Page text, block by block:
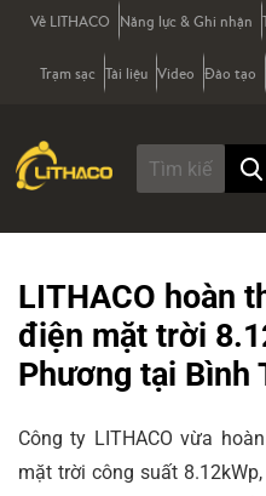
Về LITHACO Năng lực & Ghi nhận
Trạm sạc Tài liệu Video Đào tạo
LITHACO hoàn
điện mặt trời
Phương tại Bình
Công ty LITHACO vừa
mặt trời công suất